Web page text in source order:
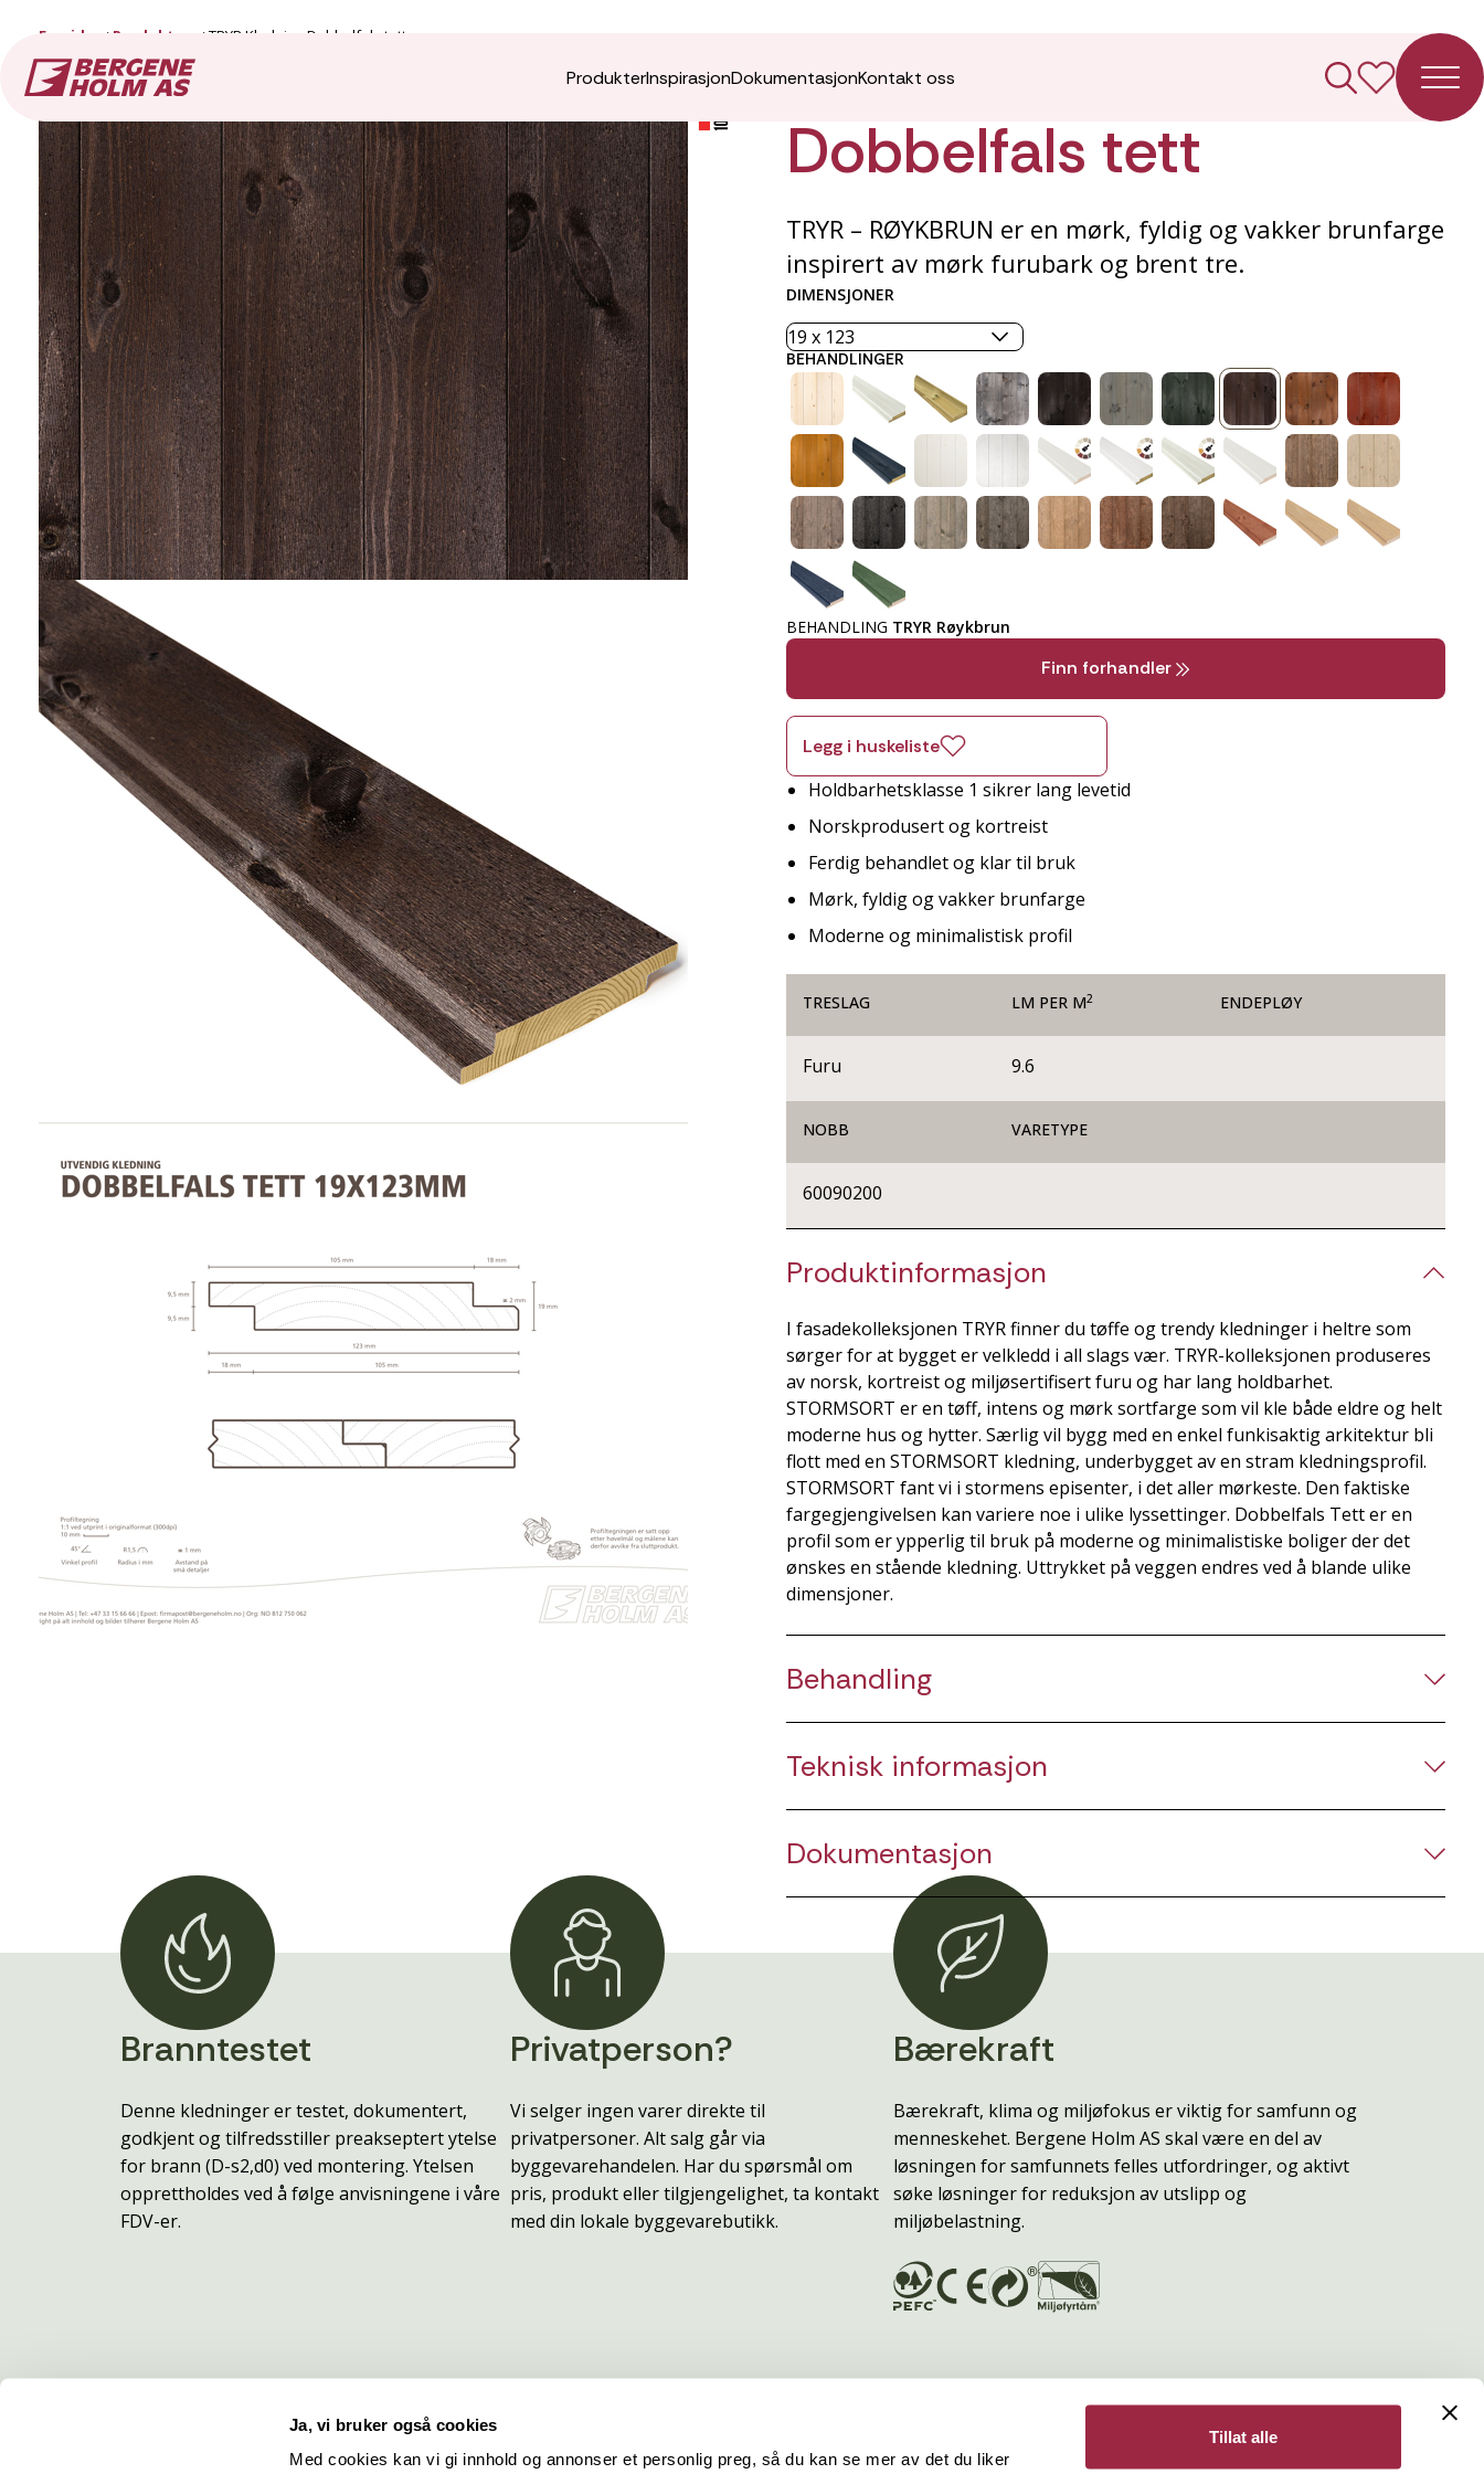
Ja, vi bruker også cookies
Med cookies kan vi gi innhold og annonser et personlig preg, så du kan se mer av det du liker
Tillat alle
ProdukterInspirasjonDokumentasjonKontakt oss
Forside Produkter TRYR Kledning Dobbelfals tett
TRYR Kledning
Dobbelfals tett
TRYR – RØYKBRUN er en mørk, fyldig og vakker brunfarge
inspirert av mørk furubark og brent tre.
DIMENSJONER
BEHANDLINGER
BEHANDLING TRYR Røykbrun
Finn forhandler
Legg i huskeliste
Holdbarhetsklasse 1 sikrer lang levetid
Norskprodusert og kortreist
Ferdig behandlet og klar til bruk
Mørk, fyldig og vakker brunfarge
Moderne og minimalistisk profil
TRESLAG LM PER M2 ENDEPLØY
Furu 9.6
NOBB VARETYPE
60090200
Produktinformasjon
I fasadekolleksjonen TRYR finner du tøffe og trendy kledninger i heltre som
sørger for at bygget er velkledd i all slags vær. TRYR-kolleksjonen produseres
av norsk, kortreist og miljøsertifisert furu og har lang holdbarhet.
STORMSORT er en tøff, intens og mørk sortfarge som vil kle både eldre og helt
moderne hus og hytter. Særlig vil bygg med en enkel funkisaktig arkitektur bli
flott med en STORMSORT kledning, underbygget av en stram kledningsprofil.
STORMSORT fant vi i stormens episenter, i det aller mørkeste. Den faktiske
fargegjengivelsen kan variere noe i ulike lyssettinger. Dobbelfals Tett er en
profil som er ypperlig til bruk på moderne og minimalistiske boliger der det
ønskes en stående kledning. Uttrykket på veggen endres ved å blande ulike
dimensjoner.
Behandling
Teknisk informasjon
Dokumentasjon
Branntestet
Denne kledninger er testet, dokumentert,
godkjent og tilfredsstiller preakseptert ytelse
for brann (D-s2,d0) ved montering. Ytelsen
opprettholdes ved å følge anvisningene i våre
FDV-er.
Privatperson?
Vi selger ingen varer direkte til
privatpersoner. Alt salg går via
byggevarehandelen. Har du spørsmål om
pris, produkt eller tilgjengelighet, ta kontakt
med din lokale byggevarebutikk.
Bærekraft
Bærekraft, klima og miljøfokus er viktig for samfunn og
menneskehet. Bergene Holm AS skal være en del av
løsningen for samfunnets felles utfordringer, og aktivt
søke løsninger for reduksjon av utslipp og
miljøbelastning.